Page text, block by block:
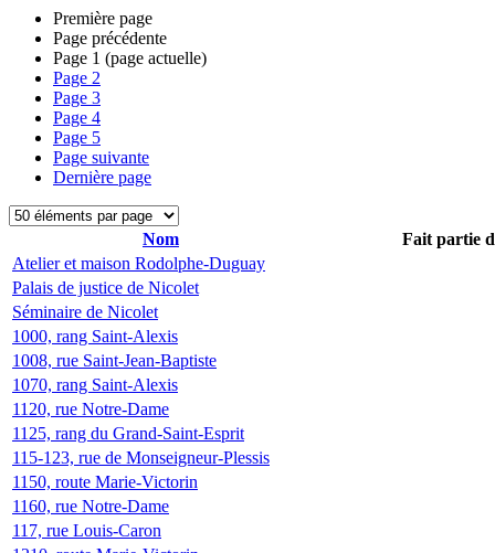
Première page
Page précédente
Page 1 (page actuelle)
Page 2
Page 3
Page 4
Page 5
Page suivante
Dernière page
Nom
Fait partie
Atelier et maison Rodolphe-Duguay
Palais de justice de Nicolet
Séminaire de Nicolet
1000, rang Saint-Alexis
1008, rue Saint-Jean-Baptiste
1070, rang Saint-Alexis
1120, rue Notre-Dame
1125, rang du Grand-Saint-Esprit
115-123, rue de Monseigneur-Plessis
1150, route Marie-Victorin
1160, rue Notre-Dame
117, rue Louis-Caron